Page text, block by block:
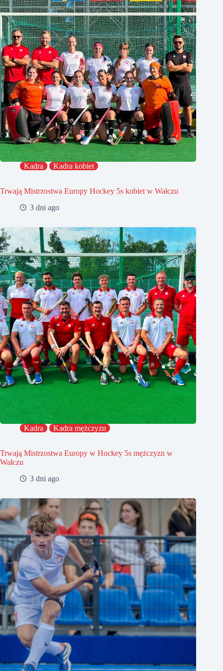
Kadra Kadra kobiet
Trwają Mistrzostwa Europy Hockey 5s kobiet w Wałczu
3 dni ago
Kadra Kadra mężczyzn
Trwają Mistrzostwa Europy w Hockey 5s mężczyzn w
Wałczu
3 dni ago